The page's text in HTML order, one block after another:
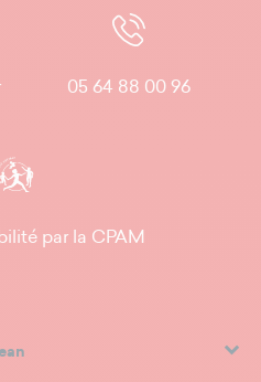
05 64 88 00 96
par la CPAM